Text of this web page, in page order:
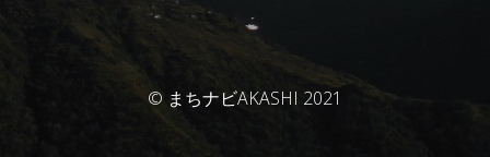
© まちナビAKASHI 2021